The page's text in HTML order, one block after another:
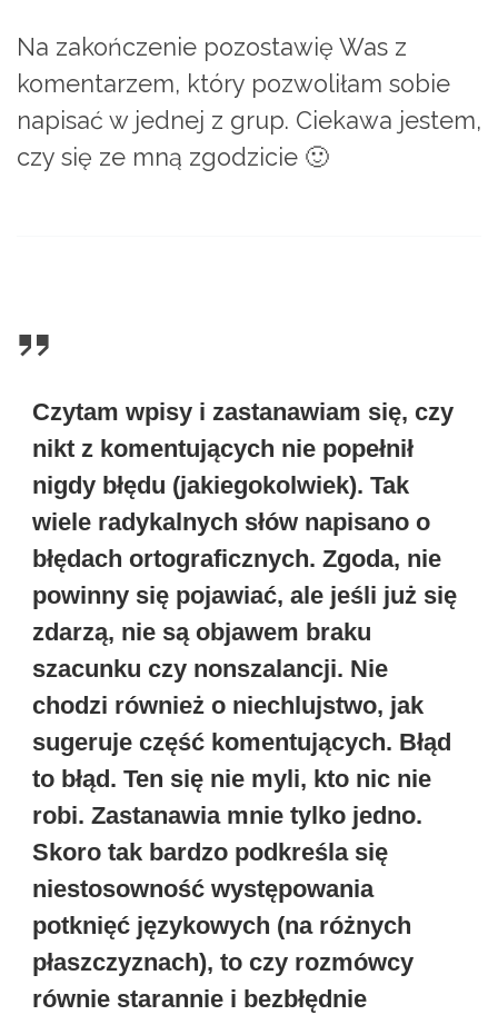
Na zakończenie pozostawię Was z
komentarzem, który pozwoliłam sobie
napisać w jednej z grup. Ciekawa jestem,
czy się ze mną zgodzicie 🙂
Czytam wpisy i zastanawiam się, czy
nikt z komentujących nie popełnił
nigdy błędu (jakiegokolwiek). Tak
wiele radykalnych słów napisano o
błędach ortograficznych. Zgoda, nie
powinny się pojawiać, ale jeśli już się
zdarzą, nie są objawem braku
szacunku czy nonszalancji. Nie
chodzi również o niechlujstwo, jak
sugeruje część komentujących. Błąd
to błąd. Ten się nie myli, kto nic nie
robi. Zastanawia mnie tylko jedno.
Skoro tak bardzo podkreśla się
niestosowność występowania
potknięć językowych (na różnych
płaszczyznach), to czy rozmówcy
równie starannie i bezbłędnie